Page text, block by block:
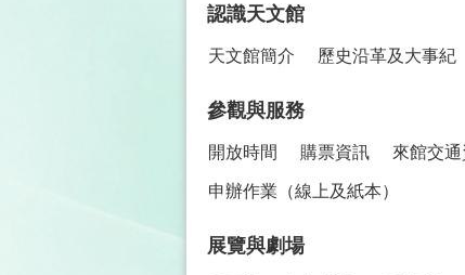
認識天文館
天文館簡介 歷史沿革及大事紀
參觀與服務
開放時間 購票資訊 來館交
申辦作業（線上及紙本）
展覽與劇場